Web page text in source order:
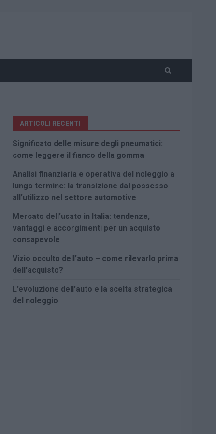
ARTICOLI RECENTI
Significato delle misure degli pneumatici:
come leggere il fianco della gomma
Analisi finanziaria e operativa del noleggio a
lungo termine: la transizione dal possesso
all’utilizzo nel settore automotive
Mercato dell’usato in Italia: tendenze,
vantaggi e accorgimenti per un acquisto
consapevole
Vizio occulto dell’auto – come rilevarlo prima
dell’acquisto?
L’evoluzione dell’auto e la scelta strategica
del noleggio